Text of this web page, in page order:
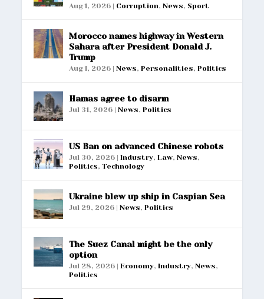
Aug 1, 2026 | Corruption,News, Sport
Morocco names highway in Western
Sahara after President Donald J.
Trump
Aug 1, 2026 |News,Personalities,Politics
Hamas agree to disarm
Jul 31, 2026 |News,Politics
US Ban on advanced Chinese robots
Jul 30, 2026 |Industry,Law,News,
Politics,Technology
Ukraine blew up ship in Caspian Sea
Jul 29, 2026 |News,Politics
The Suez Canal might be the only
option
Jul 28, 2026 |Economy,Industry,News,
Politics